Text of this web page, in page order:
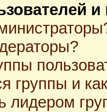
и
группы и
лидером